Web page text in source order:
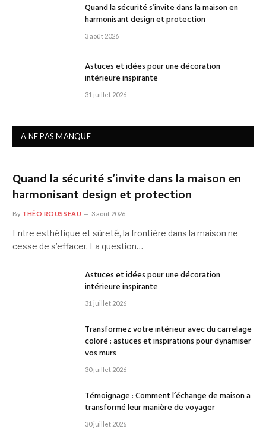
Quand la sécurité s’invite dans la maison en
harmonisant design et protection
3 août 2026
Astuces et idées pour une décoration
intérieure inspirante
31 juillet 2026
A NE PAS MANQUE
Quand la sécurité s’invite dans la maison en
harmonisant design et protection
By THÉO ROUSSEAU 3 août 2026
Entre esthétique et sûreté, la frontière dans la maison ne
cesse de s’effacer. La question…
Astuces et idées pour une décoration
intérieure inspirante
31 juillet 2026
Transformez votre intérieur avec du carrelage
coloré : astuces et inspirations pour dynamiser
vos murs
30 juillet 2026
Témoignage : Comment l’échange de maison a
transformé leur manière de voyager
30 juillet 2026